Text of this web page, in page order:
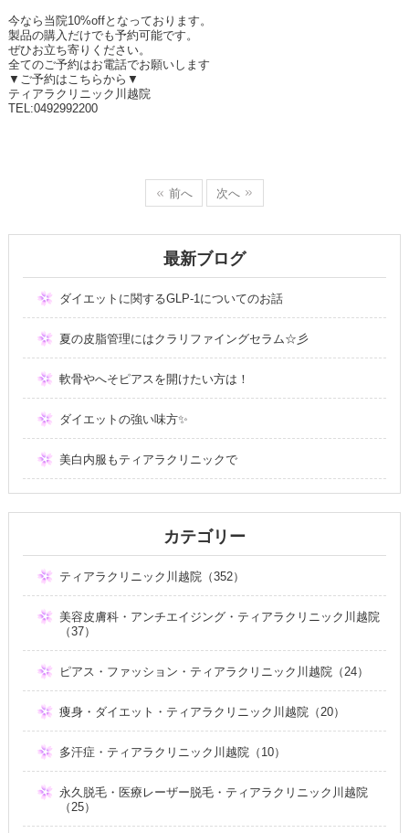
今なら当院10%offとなっております。
製品の購入だけでも予約可能です。
ぜひお立ち寄りください。
全てのご予約はお電話でお願いします
▼ご予約はこちらから▼
ティアラクリニック川越院
TEL:0492992200
前へ 次へ
最新ブログ
ダイエットに関するGLP-1についてのお話
夏の皮脂管理にはクラリファイングセラム☆彡
軟骨やへそピアスを開けたい方は！
ダイエットの強い味方✨
美白内服もティアラクリニックで
カテゴリー
ティアラクリニック川越院（352）
美容皮膚科・アンチエイジング・ティアラクリニック川越院
（37）
ピアス・ファッション・ティアラクリニック川越院（24）
痩身・ダイエット・ティアラクリニック川越院（20）
多汗症・ティアラクリニック川越院（10）
永久脱毛・医療レーザー脱毛・ティアラクリニック川越院
（25）